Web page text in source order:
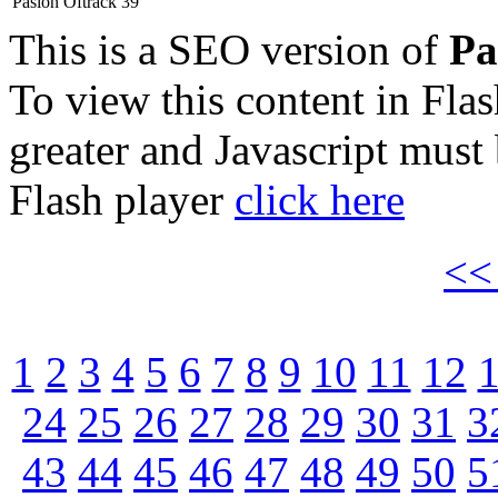
This is a SEO version of
To view this content in
greater and Javascript
Flash player click here
1 2 3 4 5 6 7 8 9 10 11 12
24 25 26 27 28 29 30 31
43 44 45 46 47 48 49 50